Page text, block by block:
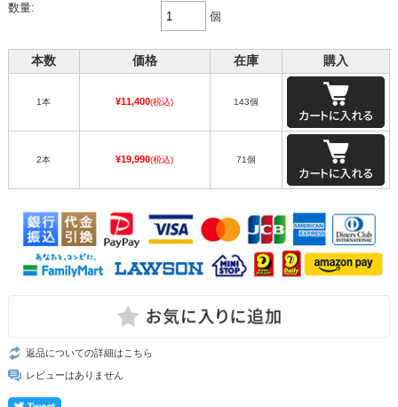
数量:
個
本数 価格 在庫 購入
1本 ¥11,400(税込) 143個
2本 ¥19,990(税込) 71個
返品についての詳細はこちら
レビューはありません